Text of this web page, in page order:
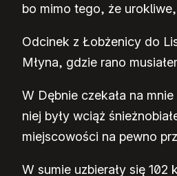
bo mimo tego, że
Odcinek z Łobżenicy do
Młyna, gdzie rano
W Dębnie czekała na
niej były wciąż
miejscowości na pewno
W sumie uzbierały się